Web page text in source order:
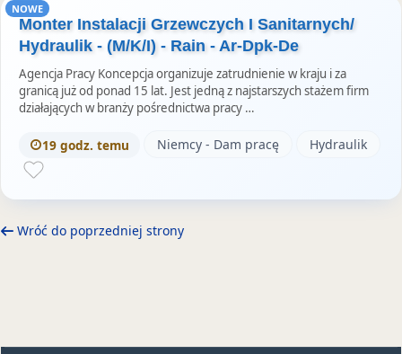
NOWE
Monter Instalacji Grzewczych I Sanitarnych/
Hydraulik - (M/K/I) - Rain - Ar-Dpk-De
Agencja Pracy Koncepcja organizuje zatrudnienie w kraju i za
granicą już od ponad 15 lat. Jest jedną z najstarszych stażem firm
działających w branży pośrednictwa pracy …
19 godz. temu Niemcy - Dam pracę Hydraulik
Wróć do poprzedniej strony